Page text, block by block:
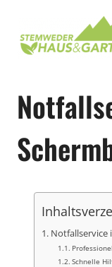
springen
Notfallservice
Schnelle